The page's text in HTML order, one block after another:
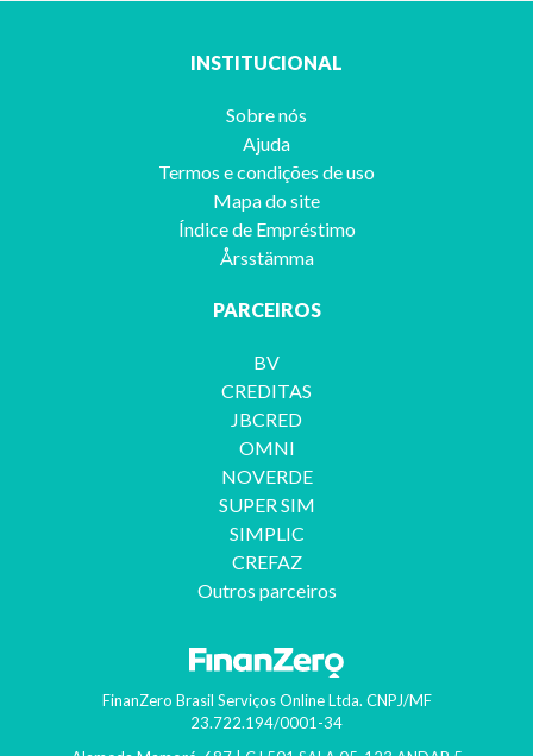
INSTITUCIONAL
Sobre nós
Ajuda
Termos e condições de uso
Mapa do site
Índice de Empréstimo
Årsstämma
PARCEIROS
BV
CREDITAS
JBCRED
OMNI
NOVERDE
SUPER SIM
SIMPLIC
CREFAZ
Outros parceiros
FinanZero Brasil Serviços Online Ltda. CNPJ/MF
23.722.194/0001-34